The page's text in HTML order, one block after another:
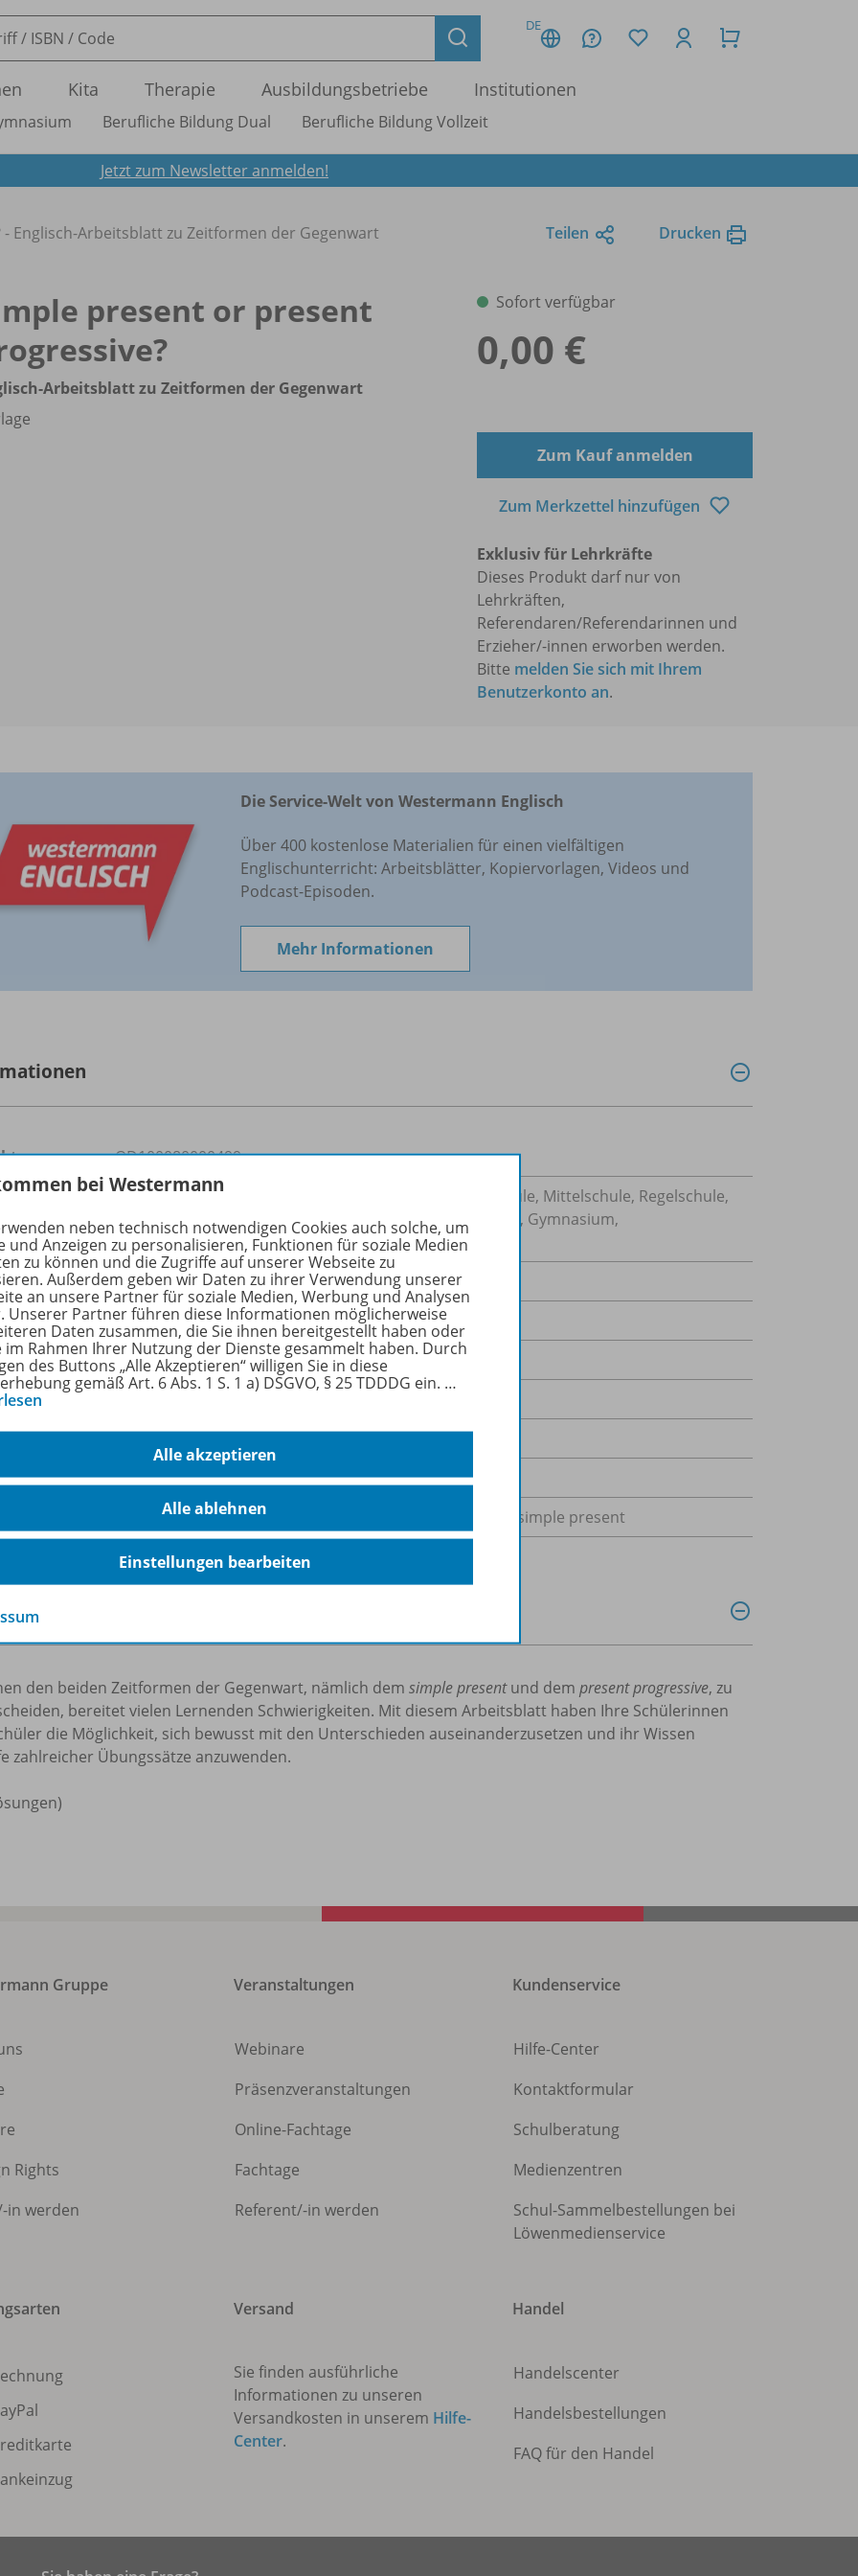
DE
Kita Therapie Ausbildungsbetriebe Institutionen
Berufliche Bildung Dual Berufliche Bildung Vollzeit
Jetzt zum Newsletter anmelden!
Englisch-Arbeitsblatt zu Zeitformen der Gegenwart Teilen Drucken
present or present
Arbeitsblatt zu Zeitformen der Gegenwart
Sofort verfügbar
0,00 €
Zum Kauf anmelden
Zum Merkzettel hinzufügen
Exklusiv für Lehrkräfte
Dieses Produkt darf nur von
Lehrkräften,
Referendaren/Referendarinnen und
Erzieher/-innen erworben werden.
Bitte melden Sie sich mit Ihrem
Benutzerkonto an.
Die Service-Welt von Westermann Englisch
Über 400 kostenlose Materialien für einen vielfältigen
Englischunterricht: Arbeitsblätter, Kopiervorlagen, Videos und
Podcast-Episoden.
Mehr Informationen
OD100080000499
Hauptschule, Realschule, Realschule plus, Sekundarschule, Mittelschule, Regelschule,
Regionale Schule, Oberschule, Integrierte Gesamtschule, Gymnasium,
Berufsgrundbildungsjahr
Englisch
5. Schuljahr bis 6. Schuljahr
2
am
2,8 MB
PDF-Dokument
Englisch, Grammatik, Present Progressive, Arbeitsblatt, simple present
den beiden Zeitformen der Gegenwart, nämlich dem simple presentund dem present progressive, zu
bereitet vielen Lernenden Schwierigkeiten. Mit diesem Arbeitsblatt haben Ihre Schülerinnen
die Möglichkeit, sich bewusst mit den Unterschieden auseinanderzusetzen und ihr Wissen
zahlreicher Übungssätze anzuwenden.
Gruppe
Rights
-in werden
Veranstaltungen
Webinare
Präsenzveranstaltungen
Online-Fachtage
Fachtage
Referent/-in werden
Kundenservice
Hilfe-Center
Kontaktformular
Schulberatung
Medienzentren
Schul-Sammelbestellungen bei
Löwenmedienservice
Versand
Sie finden ausführliche
Informationen zu unseren
Versandkosten in unserem Hilfe-
Center.
Handel
Handelscenter
Handelsbestellungen
FAQ für den Handel
bei Westermann
neben technisch notwendigen Cookies auch solche, um
und Anzeigen zu personalisieren, Funktionen für soziale Medien
zu können und die Zugriffe auf unserer Webseite zu
Außerdem geben wir Daten zu ihrer Verwendung unserer
an unsere Partner für soziale Medien, Werbung und Analysen
Unserer Partner führen diese Informationen möglicherweise
Daten zusammen, die Sie ihnen bereitgestellt haben oder
im Rahmen Ihrer Nutzung der Dienste gesammelt haben. Durch
des Buttons „Alle Akzeptieren“ willigen Sie in diese
gemäß Art. 6 Abs. 1 S. 1 a) DSGVO, § 25 TDDDG ein. …
Alle akzeptieren
Alle ablehnen
Einstellungen bearbeiten